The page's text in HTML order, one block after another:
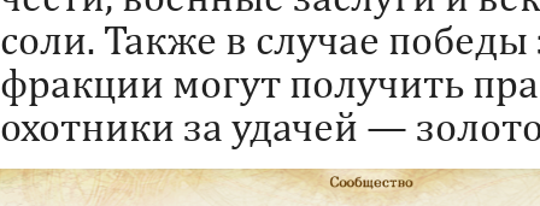
соли. Также в случае
фракции могут получить
охотники за удачей —